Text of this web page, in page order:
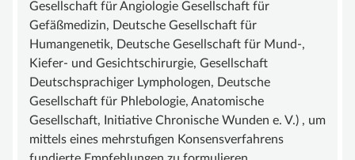
Gesellschaft für Angiologie Gesellschaft für
Gefäßmedizin, Deutsche Gesellschaft für
Humangenetik, Deutsche Gesellschaft für Mund-,
Kiefer- und Gesichtschirurgie, Gesellschaft
Deutschsprachiger Lymphologen, Deutsche
Gesellschaft für Phlebologie, Anatomische
Gesellschaft, Initiative Chronische Wunden e. V.) , um
mittels eines mehrstufigen Konsensverfahrens